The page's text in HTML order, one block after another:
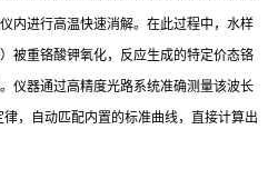
内进行高温快速消解。在此过程中，水样
被重铬酸钾氧化，反应生成的特定价态铬
仪器通过高精度光路系统准确测量该波长
，自动匹配内置的标准曲线，直接计算出